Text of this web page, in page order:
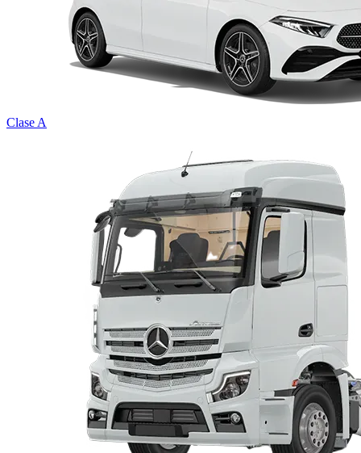
Clase A